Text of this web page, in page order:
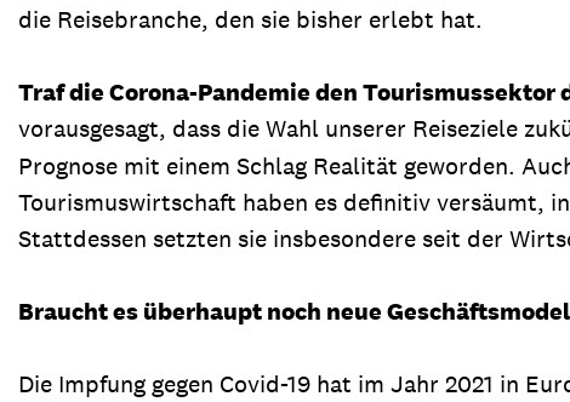
die Reisebranche, den sie bisher erlebt hat.
Traf die Corona-Pandemie den
vorausgesagt, dass die Wahl unserer Reiseziele
Prognose mit einem Schlag Realität geworden.
Tourismuswirtschaft haben es definitiv versäumt,
Stattdessen setzten sie insbesondere seit der
Braucht es überhaupt noch neue
Die Impfung gegen Covid-19 hat im Jahr 2021 in